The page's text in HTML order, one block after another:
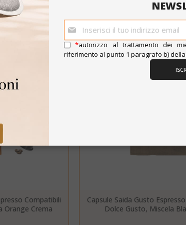
INTERESSARTI ANCHE...
Compatibili
Orange Crema
Capsule Saida Gusto
Dolce Gusto, Miscela
necessari
consentono le funzionalità principali del sito web come
Il sito web non può essere utilizzato
.google.com
*autorizzo al trattamento dei
riferimento al punto 1 paragrafo b) della